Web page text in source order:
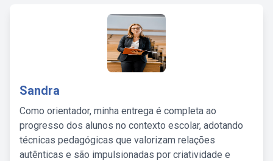
Sandra
Como orientador, minha entrega é completa ao
progresso dos alunos no contexto escolar, adotando
técnicas pedagógicas que valorizam relações
autênticas e são impulsionadas por criatividade e